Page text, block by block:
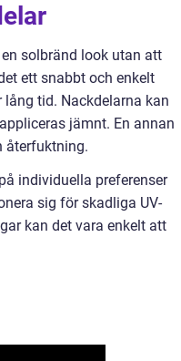
solbränd look utan att
ett snabbt och enkelt
tid. Nackdelarna kan
jämnt. En annan
återfuktning.
individuella preferenser
sig för skadliga UV-
kan det vara enkelt att